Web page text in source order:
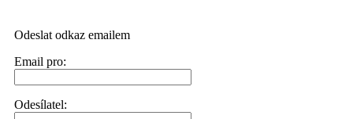
Odeslat odkaz emailem
Email pro:
Odesílatel: